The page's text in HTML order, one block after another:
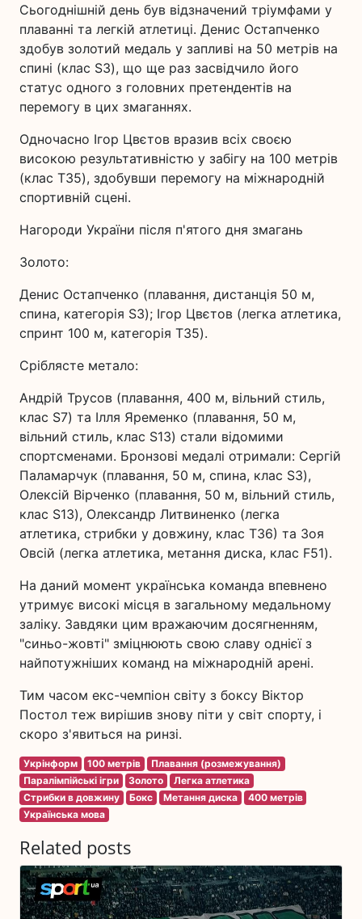
Сьогоднішній день був відзначений тріумфами у
плаванні та легкій атлетиці. Денис Остапченко
здобув золотий медаль у запливі на 50 метрів на
спині (клас S3), що ще раз засвідчило його
статус одного з головних претендентів на
перемогу в цих змаганнях.
Одночасно Ігор Цвєтов вразив всіх своєю
високою результативністю у забігу на 100 метрів
(клас T35), здобувши перемогу на міжнародній
спортивній сцені.
Нагороди України після п'ятого дня змагань
Золото:
Денис Остапченко (плавання, дистанція 50 м,
спина, категорія S3); Ігор Цвєтов (легка атлетика,
спринт 100 м, категорія T35).
Сріблясте метало:
Андрій Трусов (плавання, 400 м, вільний стиль,
клас S7) та Ілля Яременко (плавання, 50 м,
вільний стиль, клас S13) стали відомими
спортсменами. Бронзові медалі отримали: Сергій
Паламарчук (плавання, 50 м, спина, клас S3),
Олексій Вірченко (плавання, 50 м, вільний стиль,
клас S13), Олександр Литвиненко (легка
атлетика, стрибки у довжину, клас Т36) та Зоя
Овсій (легка атлетика, метання диска, клас F51).
На даний момент українська команда впевнено
утримує високі місця в загальному медальному
заліку. Завдяки цим вражаючим досягненням,
"синьо-жовті" зміцнюють свою славу однієї з
найпотужніших команд на міжнародній арені.
Тим часом екс-чемпіон світу з боксу Віктор
Постол теж вирішив знову піти у світ спорту, і
скоро з'явиться на ринзі.
Укрінформ 100 метрів
Плавання (розмежування)
Паралімпійські ігри
Золото
Легка атлетика
Стрибки в довжину
Бокс Метання диска
400 метрів
Українська мова
Related posts